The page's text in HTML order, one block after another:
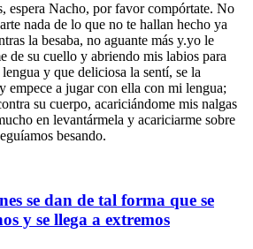
espera Nacho, por favor compórtate. No
nada de lo que no te hallan hecho ya
la besaba, no aguante más y.yo le
de su cuello y abriendo mis labios para
y que deliciosa la sentí, se la
empece a jugar con ella con mi lengua;
su cuerpo, acariciándome mis nalgas
en levantármela y acariciarme sobre
besando.
se dan de tal forma que se
y se llega a extremos